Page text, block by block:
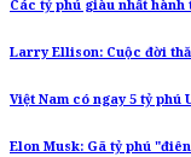
Các tỷ phú giàu nhất
Larry Ellison: Cuộc đời
Việt Nam có ngay 5 tỷ
Elon Musk: Gã tỷ phú